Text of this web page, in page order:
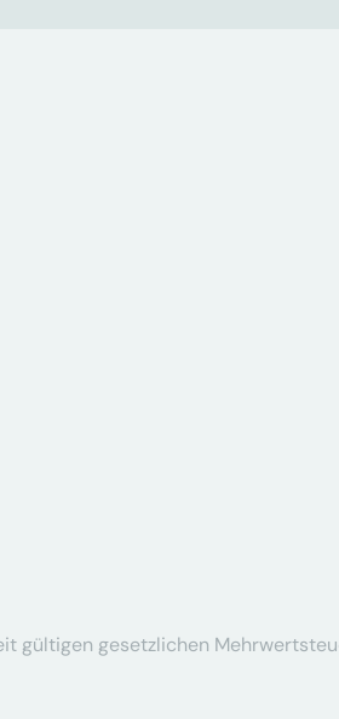
gültigen gesetzlichen